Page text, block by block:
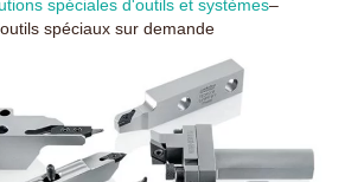
spéciales d'outils et systèmes–
spéciaux sur demande